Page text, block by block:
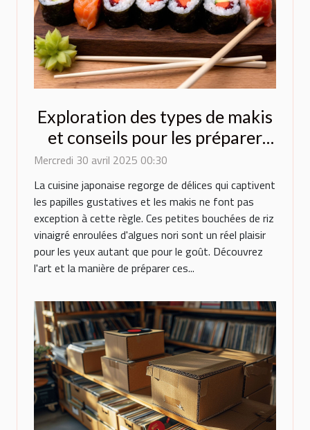
Exploration des types de makis
et conseils pour les préparer
chez soi
Mercredi 30 avril 2025 00:30
La cuisine japonaise regorge de délices qui captivent
les papilles gustatives et les makis ne font pas
exception à cette règle. Ces petites bouchées de riz
vinaigré enroulées d'algues nori sont un réel plaisir
pour les yeux autant que pour le goût. Découvrez
l'art et la manière de préparer ces...